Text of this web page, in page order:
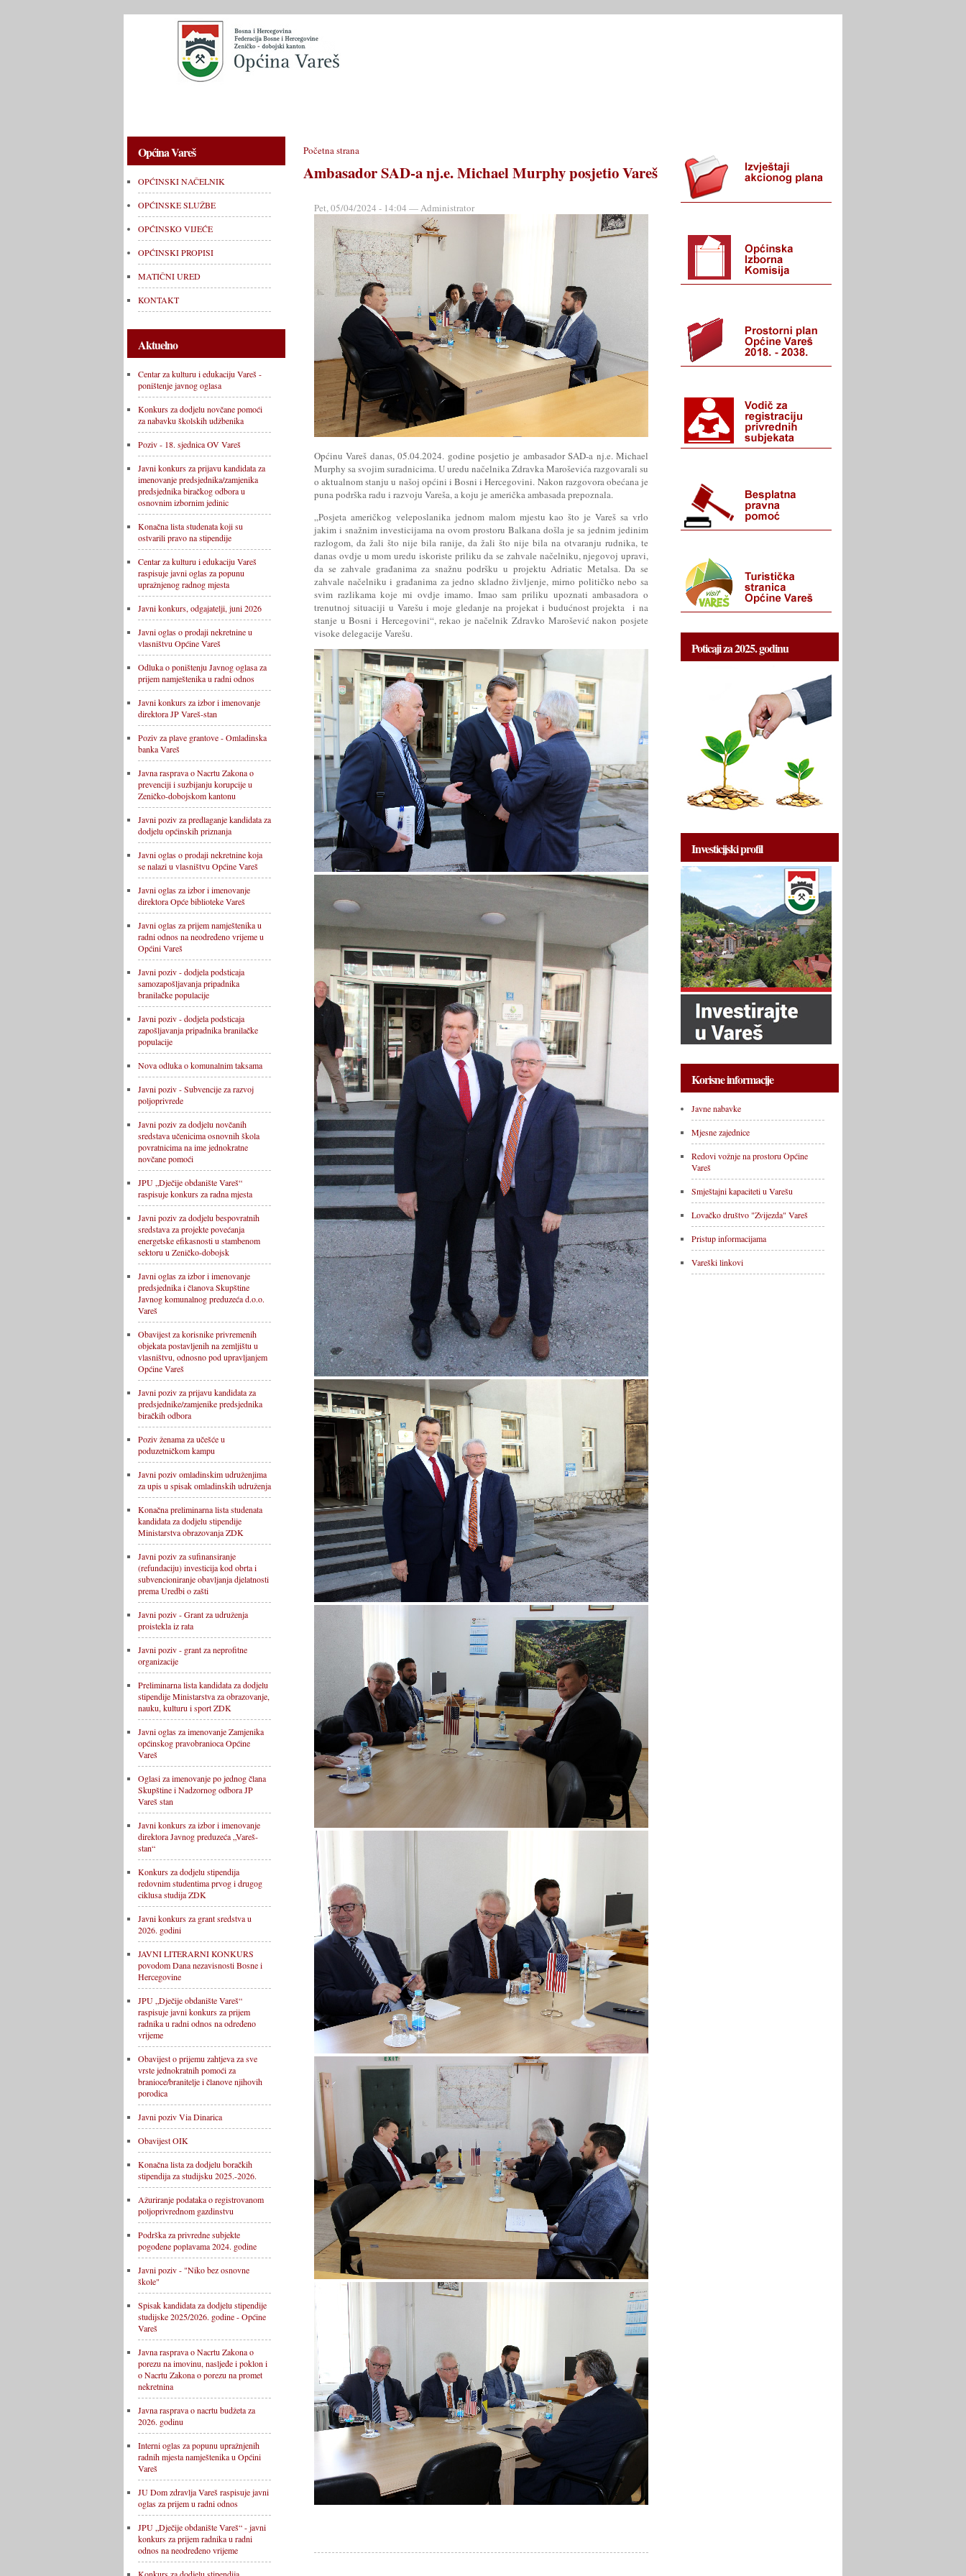
Općina Vareš
OPĆINSKI NAČELNIK
OPĆINSKE SLUŽBE
OPĆINSKO VIJEĆE
OPĆINSKI PROPISI
MATIČNI URED
KONTAKT
Aktuelno
Centar za kulturu i edukaciju Vareš -
poništenje javnog oglasa
Konkurs za dodjelu novčane pomoći
za nabavku školskih udžbenika
Poziv - 18. sjednica OV Vareš
Javni konkurs za prijavu kandidata za
imenovanje predsjednika/zamjenika
predsjednika biračkog odbora u
osnovnim izbornim jedinic
Konačna lista studenata koji su
ostvarili pravo na stipendije
Centar za kulturu i edukaciju Vareš
raspisuje javni oglas za popunu
upražnjenog radnog mjesta
Javni konkurs, odgajatelji, juni 2026
Javni oglas o prodaji nekretnine u
vlasništvu Općine Vareš
Odluka o poništenju Javnog oglasa za
prijem namještenika u radni odnos
Javni konkurs za izbor i imenovanje
direktora JP Vareš-stan
Poziv za plave grantove - Omladinska
banka Vareš
Javna rasprava o Nacrtu Zakona o
prevenciji i suzbijanju korupcije u
Zeničko-dobojskom kantonu
Javni poziv za predlaganje kandidata za
dodjelu općinskih priznanja
Javni oglas o prodaji nekretnine koja
se nalazi u vlasništvu Općine Vareš
Javni oglas za izbor i imenovanje
direktora Opće biblioteke Vareš
Javni oglas za prijem namještenika u
radni odnos na neodređeno vrijeme u
Općini Vareš
Javni poziv - dodjela podsticaja
samozapošljavanja pripadnika
branilačke populacije
Javni poziv - dodjela podsticaja
zapošljavanja pripadnika branilačke
populacije
Nova odluka o komunalnim taksama
Javni poziv - Subvencije za razvoj
poljoprivrede
Javni poziv za dodjelu novčanih
sredstava učenicima osnovnih škola
povratnicima na ime jednokratne
novčane pomoći
JPU „Dječije obdanište Vareš“
raspisuje konkurs za radna mjesta
Javni poziv za dodjelu bespovratnih
sredstava za projekte povećanja
energetske efikasnosti u stambenom
sektoru u Zeničko-dobojsk
Javni oglas za izbor i imenovanje
predsjednika i članova Skupštine
Javnog komunalnog preduzeća d.o.o.
Vareš
Obavijest za korisnike privremenih
objekata postavljenih na zemljištu u
vlasništvu, odnosno pod upravljanjem
Općine Vareš
Javni poziv za prijavu kandidata za
predsjednike/zamjenike predsjednika
biračkih odbora
Poziv ženama za učešće u
poduzetničkom kampu
Javni poziv omladinskim udruženjima
za upis u spisak omladinskih udruženja
Konačna preliminarna lista studenata
kandidata za dodjelu stipendije
Ministarstva obrazovanja ZDK
Javni poziv za sufinansiranje
(refundaciju) investicija kod obrta i
subvencioniranje obavljanja djelatnosti
prema Uredbi o zašti
Javni poziv - Grant za udruženja
proistekla iz rata
Javni poziv - grant za neprofitne
organizacije
Preliminarna lista kandidata za dodjelu
stipendije Ministarstva za obrazovanje,
nauku, kulturu i sport ZDK
Javni oglas za imenovanje Zamjenika
općinskog pravobranioca Općine
Vareš
Oglasi za imenovanje po jednog člana
Skupštine i Nadzornog odbora JP
Vareš stan
Javni konkurs za izbor i imenovanje
direktora Javnog preduzeća „Vareš-
stan“
Konkurs za dodjelu stipendija
redovnim studentima prvog i drugog
ciklusa studija ZDK
Javni konkurs za grant sredstva u
2026. godini
JAVNI LITERARNI KONKURS
povodom Dana nezavisnosti Bosne i
Hercegovine
JPU „Dječije obdanište Vareš“
raspisuje javni konkurs za prijem
radnika u radni odnos na određeno
vrijeme
Obavijest o prijemu zahtjeva za sve
vrste jednokratnih pomoći za
branioce/branitelje i članove njihovih
porodica
Javni poziv Via Dinarica
Obavijest OIK
Konačna lista za dodjelu boračkih
stipendija za studijsku 2025.-2026.
Ažuriranje podataka o registrovanom
poljoprivrednom gazdinstvu
Podrška za privredne subjekte
pogođene poplavama 2024. godine
Javni poziv - "Niko bez osnovne
škole"
Spisak kandidata za dodjelu stipendije
studijske 2025/2026. godine - Općine
Vareš
Javna rasprava o Nacrtu Zakona o
porezu na imovinu, nasljeđe i poklon i
o Nacrtu Zakona o porezu na promet
nekretnina
Javna rasprava o nacrtu budžeta za
2026. godinu
Interni oglas za popunu upražnjenih
radnih mjesta namještenika u Općini
Vareš
JU Dom zdravlja Vareš raspisuje javni
oglas za prijem u radni odnos
JPU „Dječije obdanište Vareš“ - javni
konkurs za prijem radnika u radni
odnos na neodređeno vrijeme
Početna strana
Ambasador SAD-a nj.e. Michael Murphy posjetio Vareš
Pet, 05/04/2024 - 14:04 — Administrator
Općinu Vareš danas, 05.04.2024. godine posjetio je ambasador SAD-a nj.e. Michael
Murphy sa svojim suradnicima. U uredu načelnika Zdravka Maroševića razgovarali su
o aktualnom stanju u našoj općini i Bosni i Hercegovini. Nakon razgovora obećana je
puna podrška radu i razvoju Vareša, a koju je američka ambasada prepoznala.
„Posjeta američkog veleposlanika jednom malom mjestu kao što je Vareš sa vrlo
jakim i snažnim investicijama na ovom prostoru Balkana došla je sa jednim jedinim
razlogom, da žali što nije bila ranije, da žali što nije bila na otvaranju rudnika, te
danas ovdje u mom uredu iskoriste priliku da se zahvale načelniku, njegovoj upravi,
da se zahvale građanima za snažnu podršku u projektu Adriatic Metalsa. Da se
zahvale načelniku i građanima za jedno skladno življenje, mirno političko nebo sa
svim razlikama koje mi ovdje imamo. Imao sam priliku upoznati ambasadora o
trenutnoj situaciji u Varešu i moje gledanje na projekat i budućnost projekta i na
stanje u Bosni i Hercegovini“, rekao je načelnik Zdravko Marošević nakon posjete
visoke delegacije Varešu.
Poticaji za 2025. godinu
Investicijski profil
Korisne informacije
Javne nabavke
Mjesne zajednice
Redovi vožnje na prostoru Općine
Vareš
Smještajni kapaciteti u Varešu
Lovačko društvo "Zvijezda" Vareš
Pristup informacijama
Vareški linkovi